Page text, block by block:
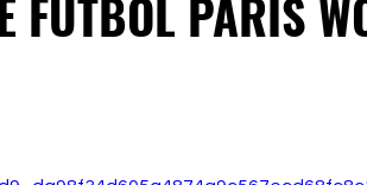
FÚTBOL PARIS